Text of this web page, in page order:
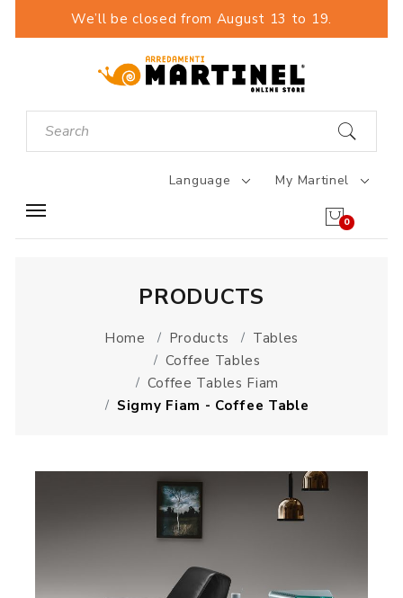
We’ll be closed from August 13 to 19.
Language My Martinel
0
PRODUCTS
Home Products
Tables
Coffee Tables
Coffee Tables Fiam
Sigmy Fiam - Coffee Table